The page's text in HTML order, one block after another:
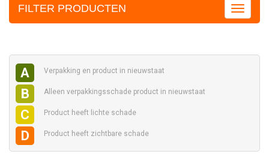
FILTER PRODUCTEN
A Verpakking en product in nieuwstaat
B Alleen verpakkingsschade product in nieuwstaat
C Product heeft lichte schade
D Product heeft zichtbare schade